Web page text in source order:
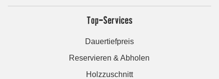
Top-Services
Dauertiefpreis
Reservieren & Abholen
Holzzuschnitt